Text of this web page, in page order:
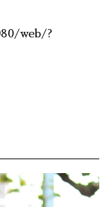
web/?